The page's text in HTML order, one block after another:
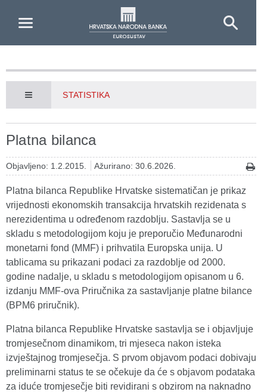
STATISTIKA
Platna bilanca
Objavljeno: 1.2.2015. Ažurirano: 30.6.2026.
Platna bilanca Republike Hrvatske sistematičan je prikaz
vrijednosti ekonomskih transakcija hrvatskih rezidenata s
nerezidentima u određenom razdoblju. Sastavlja se u
skladu s metodologijom koju je preporučio Međunarodni
monetarni fond (MMF) i prihvatila Europska unija. U
tablicama su prikazani podaci za razdoblje od 2000.
godine nadalje, u skladu s metodologijom opisanom u 6.
izdanju MMF-ova Priručnika za sastavljanje platne bilance
(BPM6 priručnik).
Platna bilanca Republike Hrvatske sastavlja se i objavljuje
tromjesečnom dinamikom, tri mjeseca nakon isteka
izvještajnog tromjesečja. S prvom objavom podaci dobivaju
preliminarni status te se očekuje da će s objavom podataka
za iduće tromjesečje biti revidirani s obzirom na naknadno